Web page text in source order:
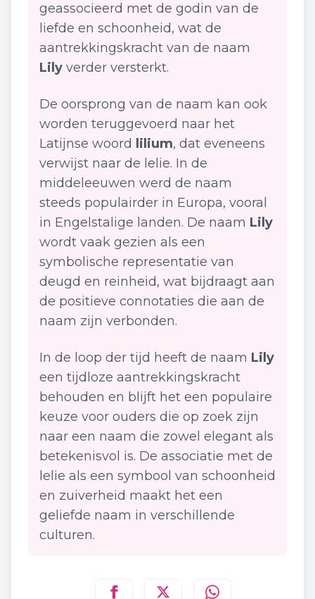
geassocieerd met de godin van de
liefde en schoonheid, wat de
aantrekkingskracht van de naam
Lily verder versterkt.
De oorsprong van de naam kan ook
worden teruggevoerd naar het
Latijnse woord
lilium, dat eveneens
verwijst naar de lelie. In de
middeleeuwen werd de naam
steeds populairder in Europa, vooral
in Engelstalige landen. De naam Lily
wordt vaak gezien als een
symbolische representatie van
deugd en reinheid, wat bijdraagt aan
de positieve connotaties die aan de
naam zijn verbonden.
In de loop der tijd heeft de naam Lily
een tijdloze aantrekkingskracht
behouden en blijft het een populaire
keuze voor ouders die op zoek zijn
naar een naam die zowel elegant als
betekenisvol is. De associatie met de
lelie als een symbool van schoonheid
en zuiverheid maakt het een
geliefde naam in verschillende
culturen.